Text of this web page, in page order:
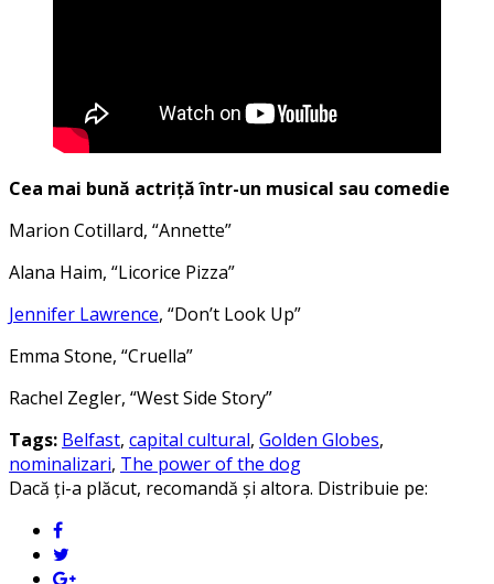
Cea mai bună actriță într-un musical sau comedie
Marion Cotillard, “Annette”
Alana Haim, “Licorice Pizza”
Jennifer Lawrence, “Don’t Look Up”
Emma Stone, “Cruella”
Rachel Zegler, “West Side Story”
Tags: Belfast, capital cultural, Golden Globes,
nominalizari, The power of the dog
Dacă ți-a plăcut, recomandă și altora. Distribuie pe: